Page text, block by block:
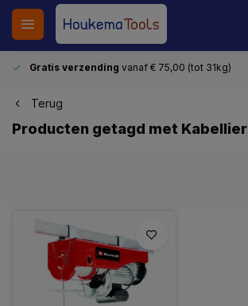
Gratis verzending vanaf € 75,00 (tot 31kg)
Terug
Producten getagd met Kabellier